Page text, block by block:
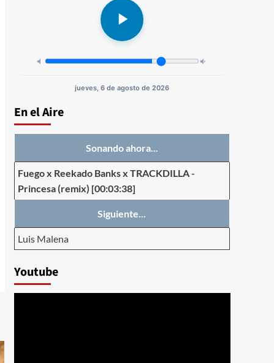
jueves, 6 de agosto de 2026
En el Aire
Sonando ahora...
Fuego x Reekado Banks x TRACKDILLA-
Princesa (remix) [00:03:38]
Siguiente...
Luis Malena
Youtube